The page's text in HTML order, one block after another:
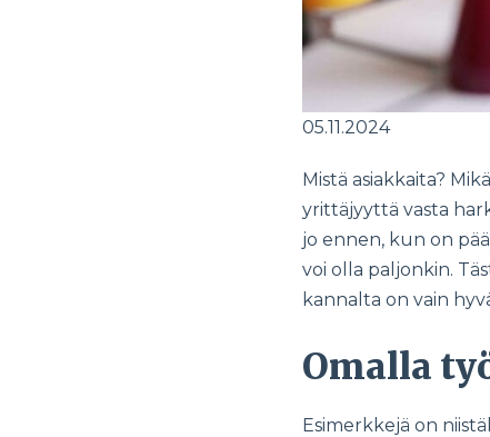
05.11.2024
Mistä asiakkaita?
yrittäjyyttä vasta
jo ennen, kun on
voi olla paljonkin.
kannalta on vain
Omalla
Esimerkkejä on